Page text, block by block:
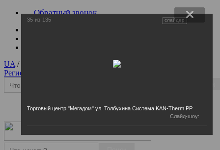
Обратный звонок
UA /
Регистрация
35 из 135 слайдер
Торговый центр "Мегадом" ул. Толбухина Система KAN-Therm PP
Слайд-шоу: